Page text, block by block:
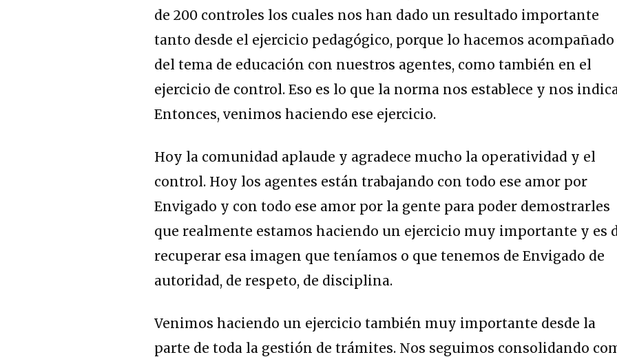
de 200 controles los cuales nos han dado un resultado importante
tanto desde el ejercicio pedagógico, porque lo hacemos acompañado
del tema de educación con nuestros agentes, como también en el
ejercicio de control. Eso es lo que la norma nos establece y nos
Entonces, venimos haciendo ese ejercicio.
Hoy la comunidad aplaude y agradece mucho la operatividad y el
control. Hoy los agentes están trabajando con todo ese amor por
Envigado y con todo ese amor por la gente para poder demostrarles
que realmente estamos haciendo un ejercicio muy importante y es
recuperar esa imagen que teníamos o que tenemos de Envigado de
autoridad, de respeto, de disciplina.
Venimos haciendo un ejercicio también muy importante desde la
parte de toda la gestión de trámites. Nos seguimos consolidando